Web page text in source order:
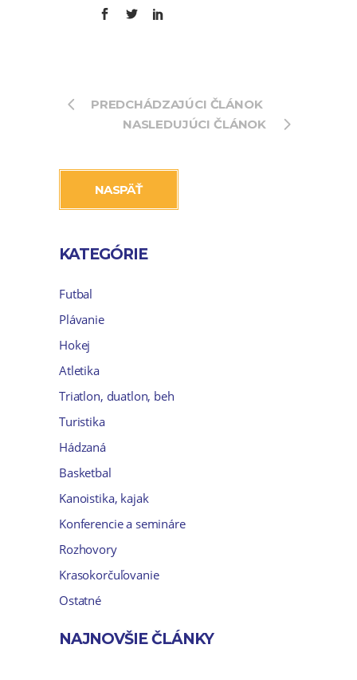
PREDCHÁDZAJÚCI ČLÁNOK
NASLEDUJÚCI ČLÁNOK
NASPÄŤ
KATEGÓRIE
Futbal
Plávanie
Hokej
Atletika
Triatlon, duatlon, beh
Turistika
Hádzaná
Basketbal
Kanoistika, kajak
Konferencie a semináre
Rozhovory
Krasokorčuľovanie
Ostatné
NAJNOVŠIE ČLÁNKY